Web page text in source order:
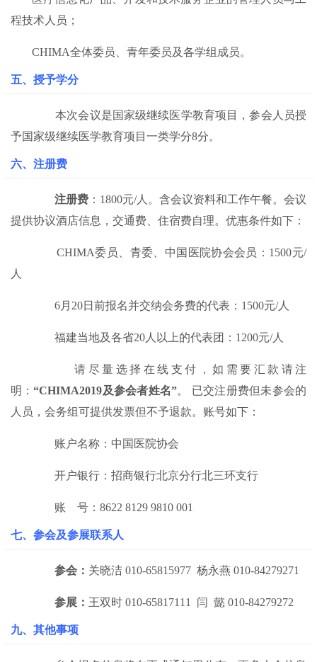
程技术人员；
CHIMA全体委员、青年委员及各学组成员。
五、 授予学分
本次会议是国家级继续医学教育项目，参会人员授
予国家级继续医学教育项目一类学分8分。
六、注册费
注册费 ：1800元/人。含会议资料和工作午餐。会议
提供协议酒店信息，交通费、住宿费自理。优惠条件如下：
CHIMA委员、青委、中国医院协会会员：1500元/
人
6月20日前报名并交纳会务费的代表：1500元/人
福建当地及各省20人以上的代表团：1200元/人
请尽量选择在线支付，如需要汇款请注
明：“CHIMA2019及参会者姓名”。 已交注册费但未参会的
人员，会务组可提供发票但不予退款。账号如下：
账户名称：中国医院协会
开户银行：招商银行北京分行北三环支行
账 号：8622 8129 9810 001
七、参会及参展联系人
参会： 关晓洁 010-65815977 杨永燕 010-84279271
参展： 王双时 010-65817111 闫 懿 010-84279272
九、 其他事项